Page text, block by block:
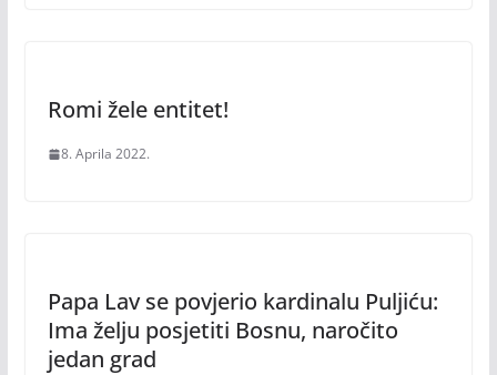
Romi žele entitet!
8. Aprila 2022.
Papa Lav se povjerio kardinalu Puljiću:
Ima želju posjetiti Bosnu, naročito
jedan grad